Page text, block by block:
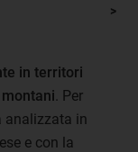
in territori
. Per
analizzata in
e con la